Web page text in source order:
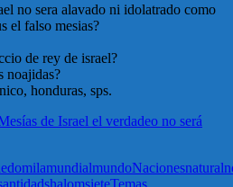
no sera alavado ni idolatrado como
el falso mesias?
de rey de israel?
noajidas?
honduras, sps.
de Israel el verdadeo no será
milamundialmundoNacionesnatural
shalomsieteTemas